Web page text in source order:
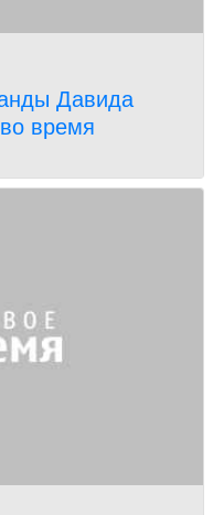
Давида
время